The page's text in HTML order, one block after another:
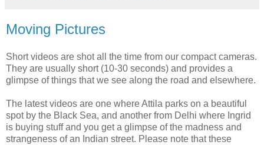
Moving Pictures
Short videos are shot all the time from our compact cameras.
They are usually short (10-30 seconds) and provides a
glimpse of things that we see along the road and elsewhere.
The latest videos are one where Attila parks on a beautiful
spot by the Black Sea, and another from Delhi where Ingrid
is buying stuff and you get a glimpse of the madness and
strangeness of an Indian street. Please note that these